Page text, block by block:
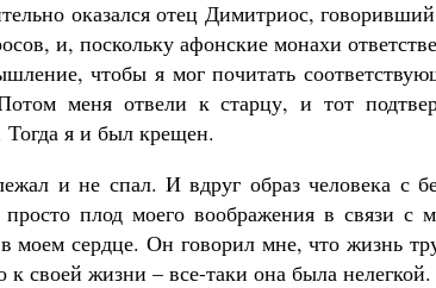
оказался отец Димитриос,
и, поскольку афонские монахи
чтобы я мог почитать
меня отвели к старцу, и тот
Тогда я и был крещен.
и не спал. И вдруг образ человека с
плод моего воображения в связи с
моем сердце. Он говорил мне, что жизнь
своей жизни – все-таки она была нелегкой.